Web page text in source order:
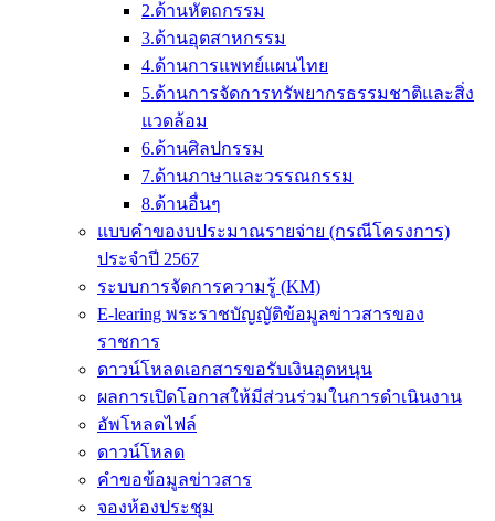
2.ด้านหัตถกรรม
3.ด้านอุตสาหกรรม
4.ด้านการแพทย์แผนไทย
5.ด้านการจัดการทรัพยากรธรรมชาติและสิ่ง
แวดล้อม
6.ด้านศิลปกรรม
7.ด้านภาษาและวรรณกรรม
8.ด้านอื่นๆ
แบบคำของบประมาณรายจ่าย (กรณีโครงการ)
ประจำปี 2567
ระบบการจัดการความรู้ (KM)
E-learing พระราชบัญญัติข้อมูลข่าวสารของ
ราชการ
ดาวน์โหลดเอกสารขอรับเงินอุดหนุน
ผลการเปิดโอกาสให้มีส่วนร่วมในการดำเนินงาน
อัพโหลดไฟล์
ดาวน์โหลด
คำขอข้อมูลข่าวสาร
จองห้องประชุม